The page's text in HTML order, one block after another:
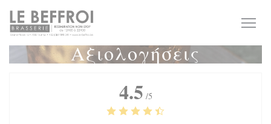
Πίνακας διαχείρισης "Μπισκότων" (Cookies)
Αξιολογήσεις
4.5 /5